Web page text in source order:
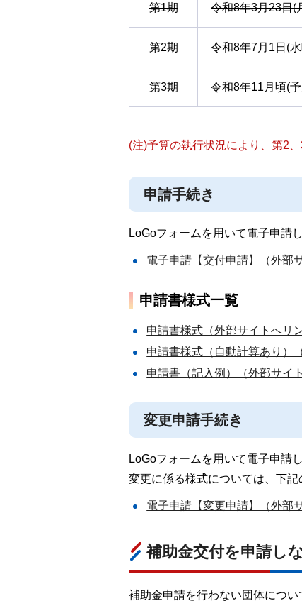
第1期 令和8年3月23日(
第2期 令和8年7月1日(
第3期 令和8年11月頃(
(注)予算の執行状況により、第2
申請手続き
LoGoフォームを用いて電子申請
電子申請【交付申請】（外部
申請書様式一覧
申請書様式（外部サイトへリ
申請書様式（自動計算あり）
申請書（記入例）（外部サイ
変更申請手続き
LoGoフォームを用いて電子申請
変更に係る様式については、下記
電子申請【変更申請】（外部
補助金交付を申請し
補助金申請を行わない団体につ